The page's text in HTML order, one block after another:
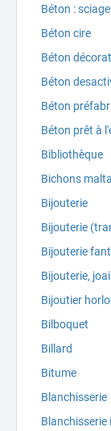
Béton :
Béton cire
Béton
Béton
Béton
Béton prêt à
Bibliothèque
Bichons
Bijouterie
Bijouterie
Bijouterie
Bijouterie,
Bijoutier
Bilboquet
Billard
Bitume
Blanchisserie
Blanchisserie